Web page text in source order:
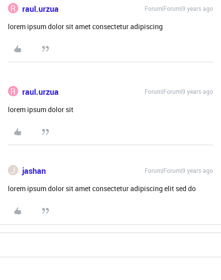
R raul.urzua Forum|Forum|9 years ago
lorem ipsum dolor sit amet consectetur adipiscing
R raul.urzua Forum|Forum|9 years ago
lorem ipsum dolor sit
J jashan Forum|Forum|9 years ago
lorem ipsum dolor sit amet consectetur adipiscing elit sed do